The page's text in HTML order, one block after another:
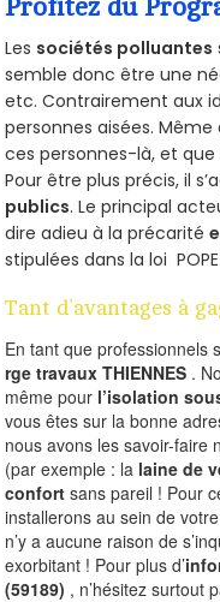
Profitez du
Les sociétés polluantes
semble donc être une
etc. Contrairement aux
personnes aisées. Même
ces personnes-là, et que
Pour être plus précis, il
publics. Le principal
dire adieu à la précarité
stipulées dans la loi
Tant d’avantages à
En tant que professionnels
rge travaux THIENNES .
même pour l’isolation
vous êtes sur la bonne
nous avons les savoir-
(par exemple : la laine de
confort sans pareil ! Pour
installerons au sein de
n’y a aucune raison de
exorbitant ! Pour plus d’
(59189) , n’hésitez surtout